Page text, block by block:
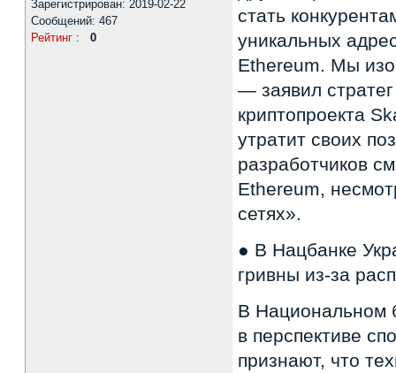
Зарегистрирован: 2019-02-22
Сообщений: 467
Рейтинг : 0
стать
уникальных
Ethereum. Мы
— заявил
криптопроекта
утратит своих
разработчиков
Ethereum,
сетях».
● В Нацбанке
гривны из-за
В Национальном
в перспективе
признают, что